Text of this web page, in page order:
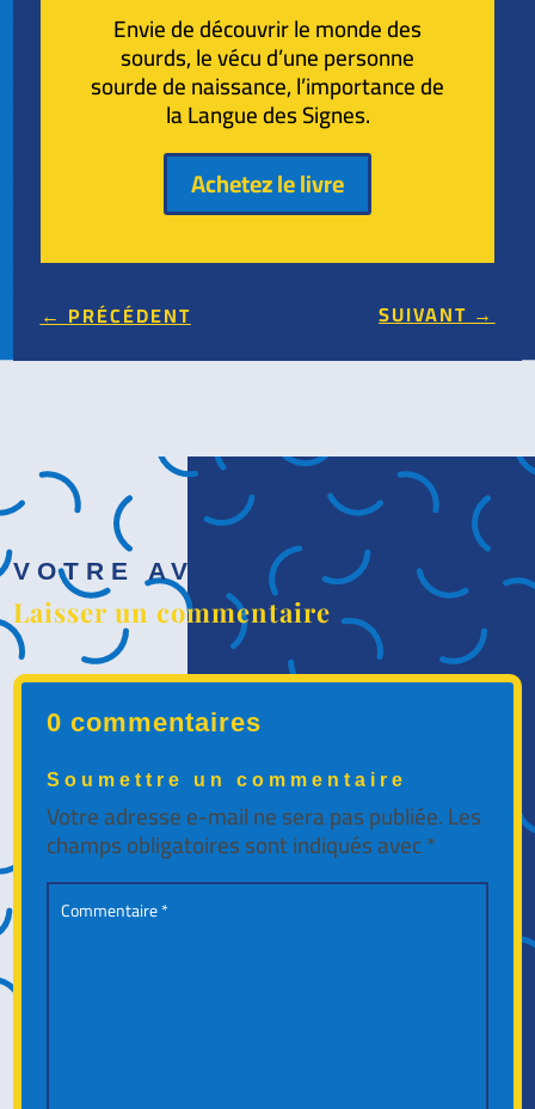
Envie de découvrir le monde des
sourds, le vécu d’une personne
sourde de naissance, l’importance de
la Langue des Signes.
Achetez le livre
←PRÉCÉDENT SUIVANT→
VOTRE AVIS
Laisser un commentaire
0 commentaires
Soumettre un commentaire
Votre adresse e-mail ne sera pas publiée.Les
champs obligatoires sont indiqués avec*